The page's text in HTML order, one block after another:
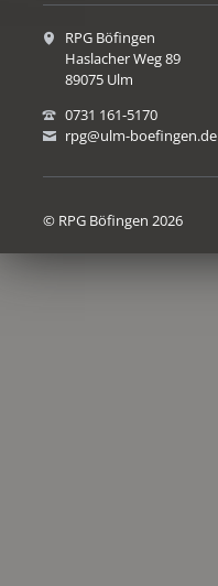
RPG Böfingen
Haslacher Weg 89
89075 Ulm
0731 161-5170
rpg@ulm-boefingen.de
© RPG Böfingen 2026